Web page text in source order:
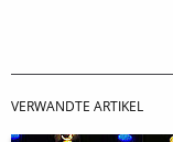
VERWANDTE ARTIKEL